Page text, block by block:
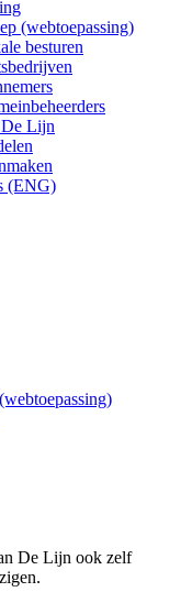
(webtoepassing)
besturen
Lijn
(ENG)
De Lijn ook zelf